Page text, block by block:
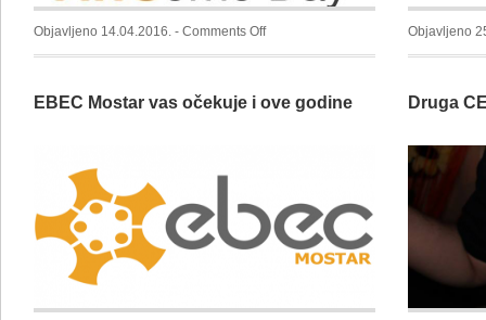
Objavljeno 14.04.2016. - Comments Offon
Tehnografija
prvom
Objavljeno
EBEC Mostar vas očekuje i ove godine Druga